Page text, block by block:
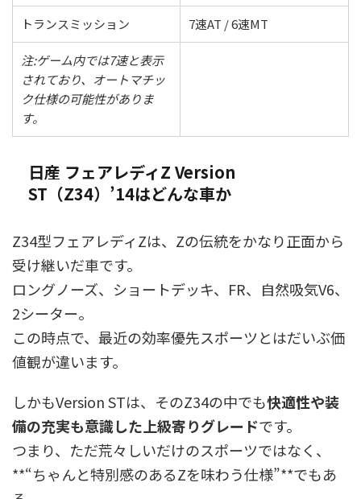
トランスミッション 7速AT / 6速MT
注:ゲーム内では7速と表示
されており、オートマチッ
ク仕様の可能性がありま
す。
日産 フェアレディZ Version
ST（Z34）’14はどんな車か
Z34型フェアレディZは、Zの伝統をかなり正面から
受け継いだ車です。
ロングノーズ、ショートデッキ、FR、自然吸気V6、
2シーター。
この時点で、最近の効率優先スポーツとはだいぶ価
値観が違います。
しかもVersion STは、そのZ34の中でも快適性や装
備の充実も意識した上級寄りグレードです。
つまり、ただ荒々しいだけのスポーツではなく、
**“ちゃんと特別感のあるZを味わう仕様”**でもあ